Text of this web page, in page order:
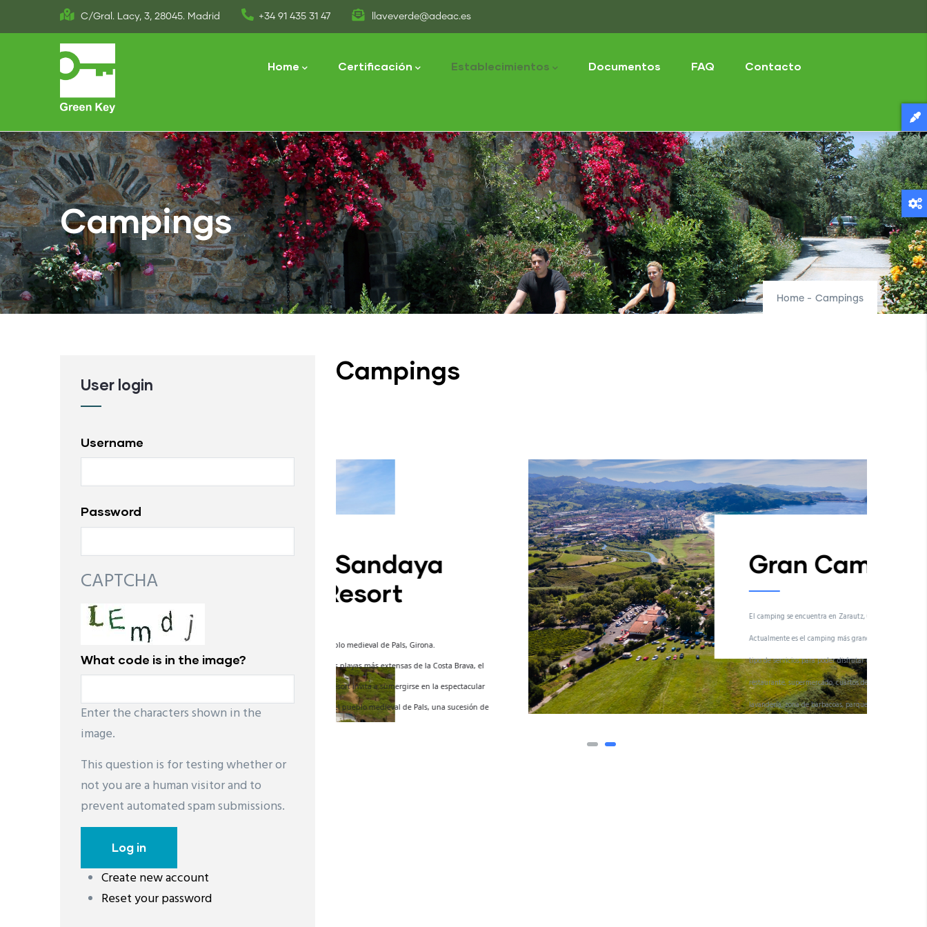
to
C/Gral. Lacy, 3, 28045. Madrid +34 91 435 31 47 llaveverde@adeac.es
navigation
Home Certificación Establecimientos Documentos FAQ Contacto
Campings
Home - Campings
Campings
Camping Sandaya
Cypsela Resort
Camping de 4 estrellas en el pueblo medieval de Pals, Girona.
Situado a 5 minutos de una de las playas más extensas de la Costa Brava, el
belleza del litoral catalán. Desde el pueblo medieval de Pals, una sucesión de
calas, playas, pinares y macizos montañosos conforman una serie de paisajes
Gran Camping Zarautz
El camping se encuentra en Zarautz, Guipúzcoa.
Actualmente es el camping más grande de Euskadi abierto todo el año. Ofrecen todo
tipo de servicios para poder disfrutar de la vida de camping: disponen de bar-
restaurante, supermercado, cuartos de baño calefactados y duchas con agua caliente,
lavandería, zona de barbacoas, parque infantil, zona de deporte, WIFI gratuito, gimnasio,
User login
Username
Password
CAPTCHA
What code is in the image?
Enter the characters shown in the
image.
This question is for testing whether or
not you are a human visitor and to
prevent automated spam submissions.
Create new account
Reset your password
레딧 다운로드coloring pages printable